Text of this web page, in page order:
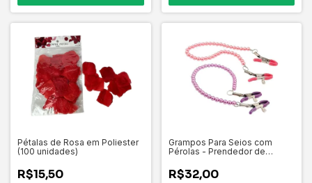
Pétalas de Rosa em Poliester
(100 unidades)
R$15,50
Grampos Para Seios com
Pérolas - Prendedor de
R$32,00